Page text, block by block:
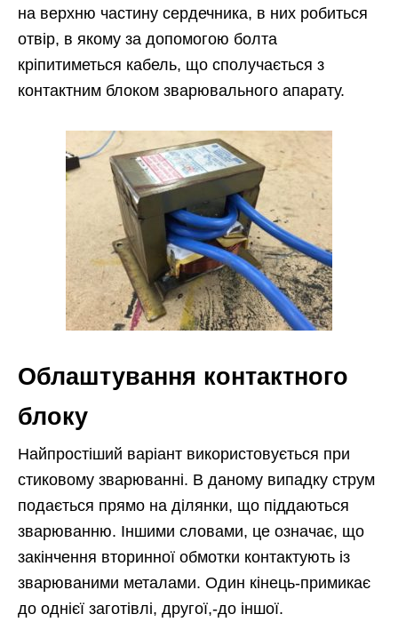
на верхню частину сердечника, в них робиться
отвір, в якому за допомогою болта
кріпитиметься кабель, що сполучається з
контактним блоком зварювального апарату.
Облаштування контактного
блоку
Найпростіший варіант використовується при
стиковому зварюванні. В даному випадку струм
подається прямо на ділянки, що піддаються
зварюванню. Іншими словами, це означає, що
закінчення вторинної обмотки контактують із
зварюваними металами. Один кінець-примикає
до однієї заготівлі, другої,-до іншої.